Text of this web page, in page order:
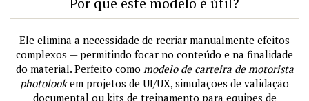
Ele elimina a necessidade de recriar manualmente efeitos
complexos — permitindo focar no conteúdo e na finalidade
do material. Perfeito como modelo de carteira de motorista
photolookem projetos de UI/UX, simulações de validação
documental ou kits de treinamento para equipes de